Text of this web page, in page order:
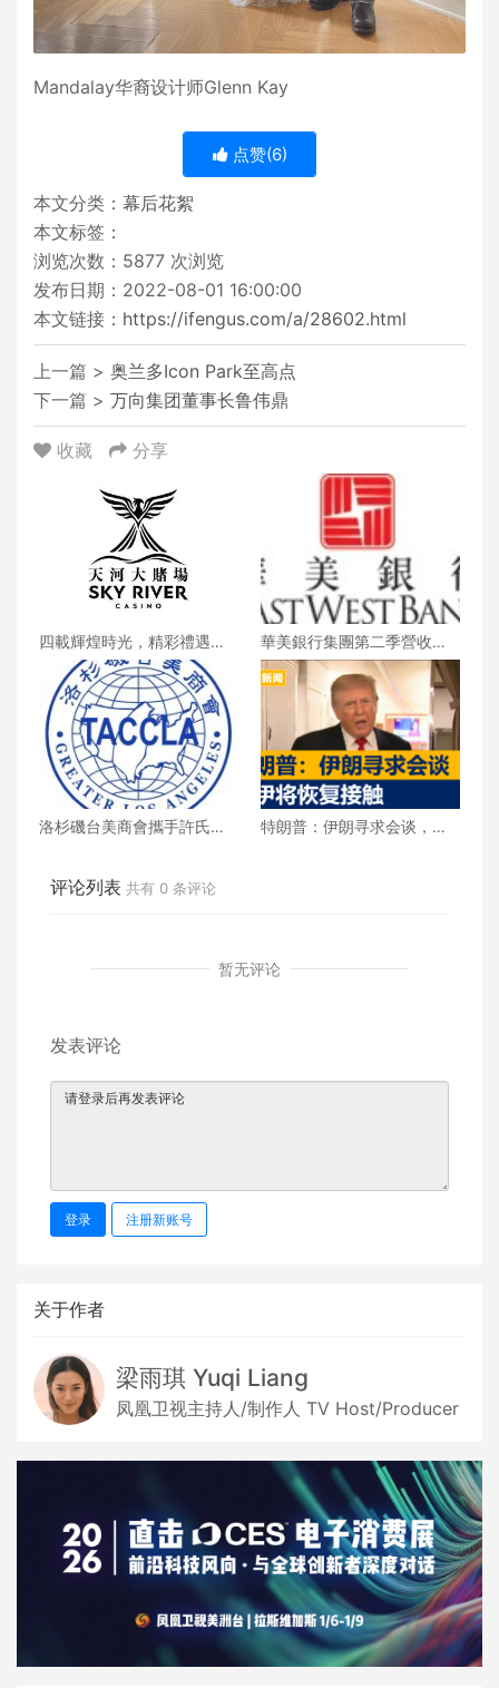
Mandalay华裔设计师Glenn Kay
点赞(6)
本文分类： 幕后花絮
本文标签：
浏览次数： 5877 次浏览
发布日期：2022-08-01 16:00:00
本文链接： https://ifengus.com/a/28602.html
上一篇 > 奥兰多Icon Park至高点
下一篇 > 万向集团董事长鲁伟鼎
收藏 分享
四載輝煌時光，精彩禮遇歡
慶一整月
華美銀行集團第二季營收創
新高 每股收益年增18%
洛杉磯台美商會攜手許氏參
特朗普：伊朗寻求会谈，美
评论列表 共有 0 条评论
暂无评论
发表评论
登录 注册新账号
关于作者
梁雨琪 Yuqi Liang
凤凰卫视主持人/制作人 TV Host/Producer